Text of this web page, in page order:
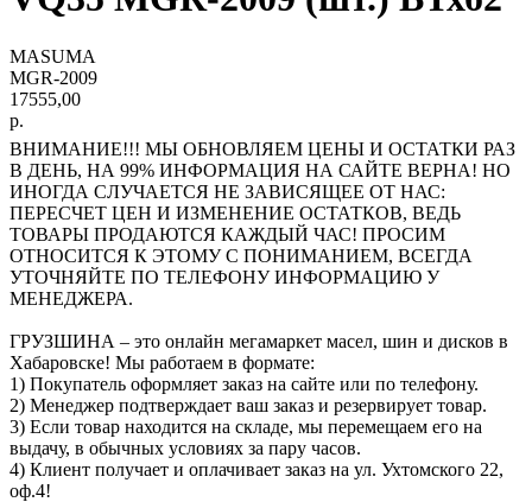
MASUMA
MGR-2009
17555,00
р.
ВНИМАНИЕ!!! МЫ ОБНОВЛЯЕМ ЦЕНЫ И ОСТАТКИ РАЗ
В ДЕНЬ, НА 99% ИНФОРМАЦИЯ НА САЙТЕ ВЕРНА! НО
ИНОГДА СЛУЧАЕТСЯ НЕ ЗАВИСЯЩЕЕ ОТ НАС:
ПЕРЕСЧЕТ ЦЕН И ИЗМЕНЕНИЕ ОСТАТКОВ, ВЕДЬ
ТОВАРЫ ПРОДАЮТСЯ КАЖДЫЙ ЧАС! ПРОСИМ
ОТНОСИТСЯ К ЭТОМУ С ПОНИМАНИЕМ, ВСЕГДА
УТОЧНЯЙТЕ ПО ТЕЛЕФОНУ ИНФОРМАЦИЮ У
МЕНЕДЖЕРА.
ГРУЗШИНА – это онлайн мегамаркет масел, шин и дисков в
Хабаровске! Мы работаем в формате:
1) Покупатель оформляет заказ на сайте или по телефону.
2) Менеджер подтверждает ваш заказ и резервирует товар.
3) Если товар находится на складе, мы перемещаем его на
выдачу, в обычных условиях за пару часов.
4) Клиент получает и оплачивает заказ на ул. Ухтомского 22,
оф.4!